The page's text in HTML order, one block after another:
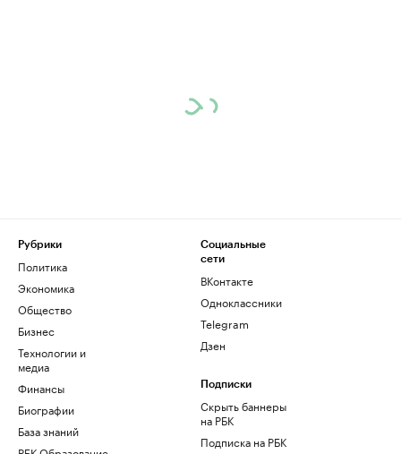
Рубрики
Политика
Экономика
Общество
Бизнес
Технологии и
медиа
Финансы
Биографии
База знаний
Социальные
сети
ВКонтакте
Одноклассники
Telegram
Дзен
Подписки
Скрыть баннеры
на РБК
Подписка на РБК